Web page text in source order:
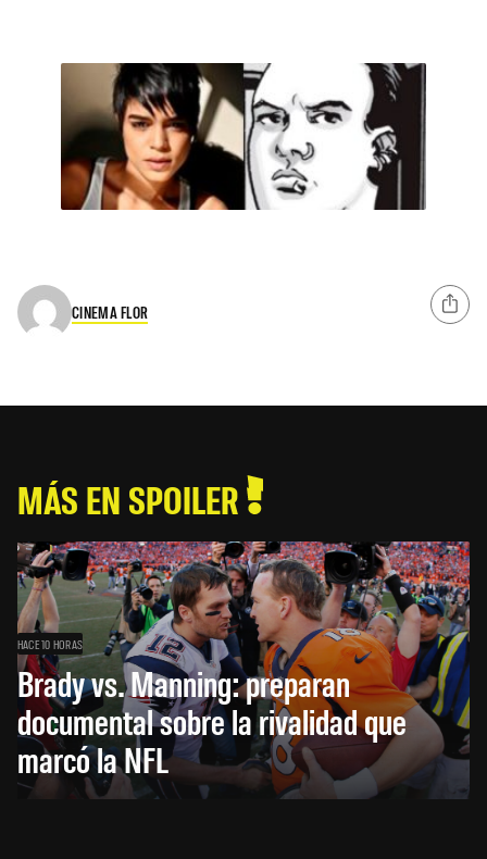
CINEMA FLOR
MÁS EN SPOILER
HACE 10 HORAS
Brady vs. Manning: preparan
documental sobre la rivalidad que
marcó la NFL